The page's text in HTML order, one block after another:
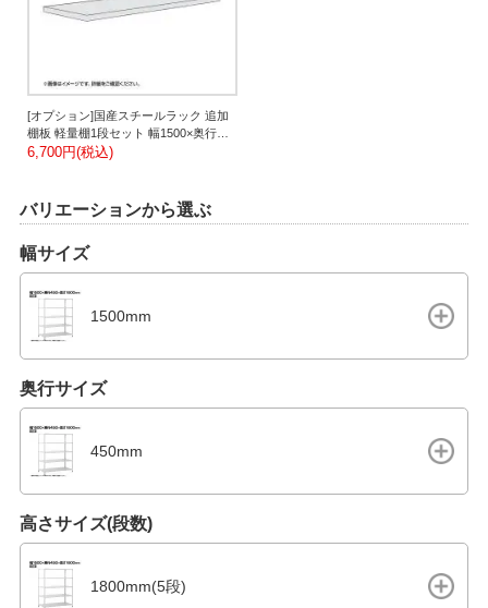
[オプション]国産スチールラック 追加
棚板 軽量棚1段セット 幅1500×奥行
450mm用 セミボルトレス
6,700円(税込)
バリエーションから選ぶ
幅サイズ
1500mm
奥行サイズ
450mm
高さサイズ(段数)
1800mm(5段)